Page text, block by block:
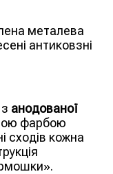
металева
антиковзні
анодованої
фарбою
сходів кожна